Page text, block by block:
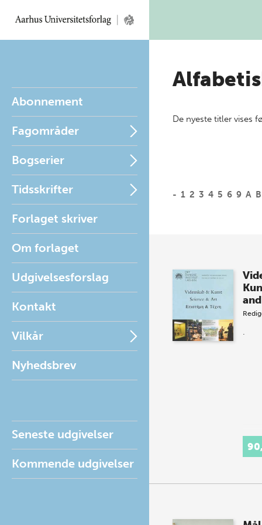
Abonnement
Fagområder
Bogserier
Tidsskrifter
Forlaget skriver
Om forlaget
Udgivelsesforslag
Kontakt
Vilkår
Nyhedsbrev
Seneste udgivelser
Kommende udgivelser
De nyeste titler vises
- 1 2 3 4 5 6 9 A B
.